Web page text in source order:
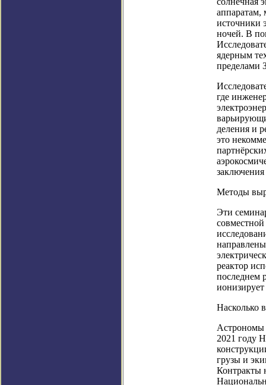
аппаратам,
источники
ночей. В
ядерным
пределами
где
деления и
это
Методы
Эти
реактор
последнем
Насколько
Астрономы
2021 году
грузы и
Контракты